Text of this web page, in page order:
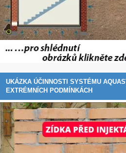
UKÁZKA ÚČINNOSTI SYSTÉMU
EXTRÉMNÍCH PODMÍNKÁCH